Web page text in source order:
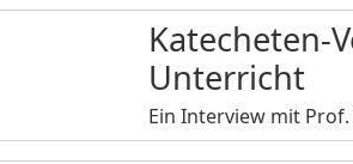
Katecheten-
Unterricht
Ein Interview mit